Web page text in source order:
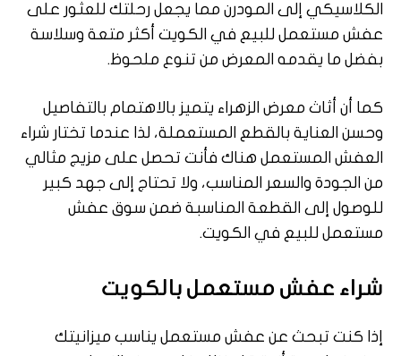
الكلاسيكي إلى المودرن مما يجعل رحلتك للعثور على
عفش مستعمل للبيع في الكويت أكثر متعة وسلاسة
بفضل ما يقدمه المعرض من تنوع ملحوظ.
كما أن أثاث معرض الزهراء يتميز بالاهتمام بالتفاصيل
وحسن العناية بالقطع المستعملة، لذا عندما تختار شراء
العفش المستعمل هناك فأنت تحصل على مزيج مثالي
من الجودة والسعر المناسب، ولا تحتاج إلى جهد كبير
للوصول إلى القطعة المناسبة ضمن سوق عفش
مستعمل للبيع في الكويت.
شراء عفش مستعمل بالكويت
إذا كنت تبحث عن عفش مستعمل يناسب ميزانيتك